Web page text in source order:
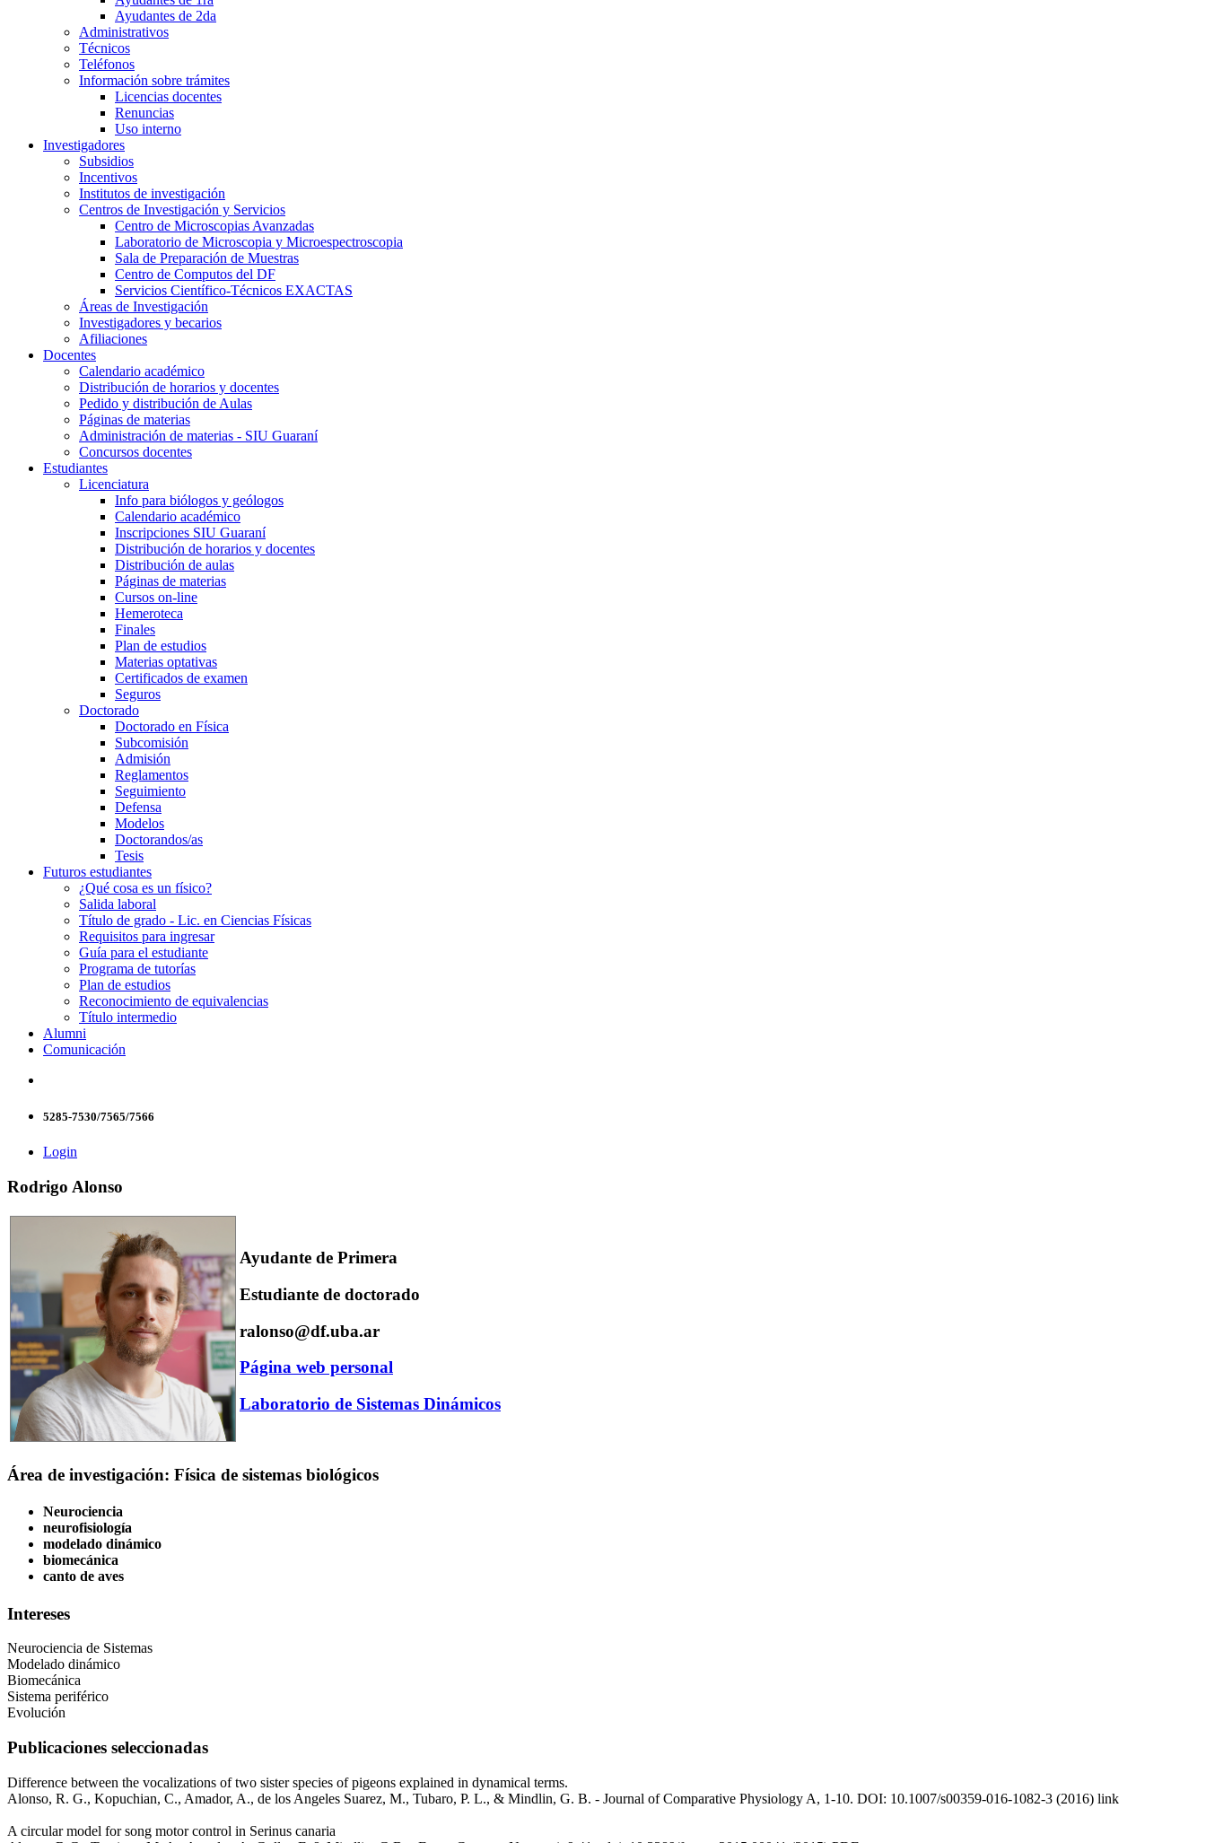
Ayudantes de 2da
Administrativos
Técnicos
Teléfonos
Información sobre trámites
Licencias docentes
Renuncias
Uso interno
Investigadores
Subsidios
Incentivos
Institutos de investigación
Centros de Investigación y Servicios
Centro de Microscopias Avanzadas
Laboratorio de Microscopia y Microespectroscopia
Sala de Preparación de Muestras
Centro de Computos del DF
Servicios Científico-Técnicos EXACTAS
Áreas de Investigación
Investigadores y becarios
Afiliaciones
Docentes
Calendario académico
Distribución de horarios y docentes
Pedido y distribución de Aulas
Páginas de materias
Administración de materias - SIU Guaraní
Concursos docentes
Estudiantes
Licenciatura
Info para biólogos y geólogos
Calendario académico
Inscripciones SIU Guaraní
Distribución de horarios y docentes
Distribución de aulas
Páginas de materias
Cursos on-line
Hemeroteca
Finales
Plan de estudios
Materias optativas
Certificados de examen
Seguros
Doctorado
Doctorado en Física
Subcomisión
Admisión
Reglamentos
Seguimiento
Defensa
Modelos
Doctorandos/as
Tesis
Futuros estudiantes
¿Qué cosa es un físico?
Salida laboral
Título de grado - Lic. en Ciencias Físicas
Requisitos para ingresar
Guía para el estudiante
Programa de tutorías
Plan de estudios
Reconocimiento de equivalencias
Título intermedio
Alumni
Comunicación
5285-7530/7565/7566
Login
Rodrigo Alonso
Ayudante de Primera
Estudiante de doctorado
ralonso@df.uba.ar
Página web personal
Laboratorio de Sistemas Dinámicos
Área de investigación: Física de sistemas biológicos
Neurociencia
neurofisiología
modelado dinámico
biomecánica
canto de aves
Intereses
Neurociencia de Sistemas
Modelado dinámico
Biomecánica
Sistema periférico
Evolución
Publicaciones seleccionadas
Difference between the vocalizations of two sister species of pigeons explained in dynamical terms.
Alonso, R. G., Kopuchian, C., Amador, A., de los Angeles Suarez, M., Tubaro, P. L., & Mindlin, G. B. - Journal of Comparative Physiology A, 1-10. DOI: 10.1007/s00359-016-1082-3 (2016) link
A circular model for song motor control in Serinus canaria